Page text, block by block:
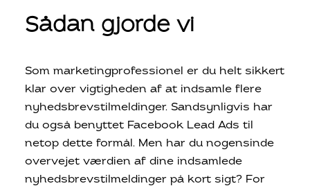
Sådan gjorde vi
Som marketingprofessionel er du helt sikkert
klar over vigtigheden af at indsamle flere
nyhedsbrevstilmeldinger. Sandsynligvis har
du også benyttet Facebook Lead Ads til
netop dette formål. Men har du nogensinde
overvejet værdien af dine indsamlede
nyhedsbrevstilmeldinger på kort sigt? For